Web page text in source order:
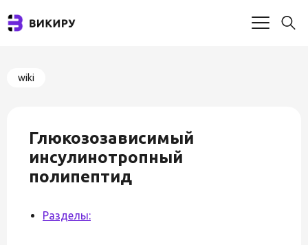
wiki
Глюкозозависимый
инсулинотропный
полипептид
Разделы: